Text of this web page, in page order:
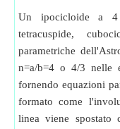
Un ipocicloide a 4
tetracuspide,
parametriche
n=a/b=4 o 4/3 nelle
fornendo equazioni
formato come
linea viene spostato